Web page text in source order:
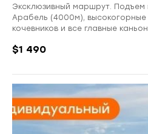
Эксклюзивный маршрут. Подъем
Арабель (4000м), высокогорные
кочевников и все главные
$1 490